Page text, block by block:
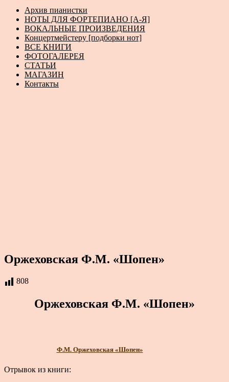
Архив пианистки
НОТЫ ДЛЯ ФОРТЕПИАНО [А-Я]
ВОКАЛЬНЫЕ ПРОИЗВЕДЕНИЯ
Концертмейстеру [подборки нот]
ВСЕ КНИГИ
ФОТОГАЛЕРЕЯ
СТАТЬИ
МАГАЗИН
Контакты
Оржеховская Ф.М. «Шопен»
808
Оржеховская Ф.М. «Шопен»
Ф.М. Оржеховская «Шопен»
Отрывок из книги: